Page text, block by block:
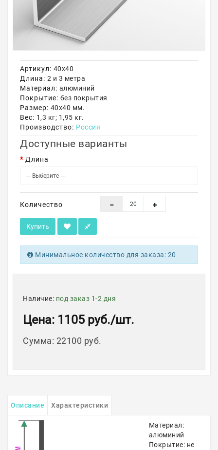
Доставка
Самовывоз
Акции
Артикул: 40х40
Длина: 2 и 3 метра
Материал: алюминий
Покрытие: без покрытия
Размер: 40х40 мм.
Вес: 1,3 кг; 1,95 кг.
Производство: Россия
Доступные варианты
Длина
Количество
Купить
Минимальное количество для заказа: 20
Наличие: под заказ 1-2 дня
Цена: 1105 руб./шт.
Сумма: 22100 руб.
Описание Характеристики
Материал:
алюминий
Покрытие: не